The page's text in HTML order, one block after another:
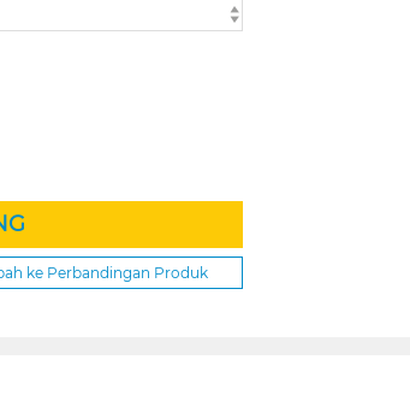
ke Perbandingan Produk